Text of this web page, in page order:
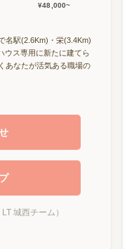
¥48,000~
名駅(2.6Km)・栄(3.4Km)
ウス専用に新たに建てら
あなたが活気ある職場の
城西チーム）